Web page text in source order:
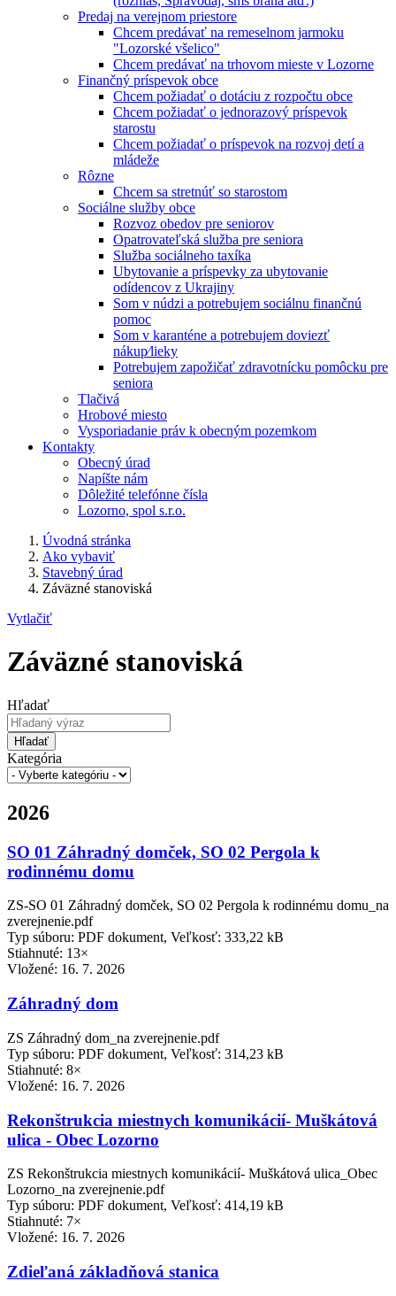
Predaj na verejnom priestore
Chcem predávať na remeselnom jarmoku
"Lozorské všelico"
Chcem predávať na trhovom mieste v Lozorne
Finančný príspevok obce
Chcem požiadať o dotáciu z rozpočtu obce
Chcem požiadať o jednorazový príspevok
starostu
Chcem požiadať o príspevok na rozvoj detí a
mládeže
Rôzne
Chcem sa stretnúť so starostom
Sociálne služby obce
Rozvoz obedov pre seniorov
Opatrovateľská služba pre seniora
Služba sociálneho taxíka
Ubytovanie a príspevky za ubytovanie
odídencov z Ukrajiny
Som v núdzi a potrebujem sociálnu finančnú
pomoc
Som v karanténe a potrebujem doviezť
nákup⁄lieky
Potrebujem zapožičať zdravotnícku pomôcku pre
seniora
Tlačivá
Hrobové miesto
Vysporiadanie práv k obecným pozemkom
Kontakty
Obecný úrad
Napíšte nám
Dôležité telefónne čísla
Lozorno, spol s.r.o.
Úvodná stránka
Ako vybaviť
Stavebný úrad
Záväzné stanoviská
Vytlačiť
Záväzné stanoviská
Hľadať
Hľadať
Kategória
2026
SO 01 Záhradný domček, SO 02 Pergola k
rodinnému domu
ZS-SO 01 Záhradný domček, SO 02 Pergola k rodinnému domu_na
zverejnenie.pdf
Typ súboru: PDF dokument, Veľkosť: 333,22 kB
Stiahnuté: 13×
Vložené: 16. 7. 2026
Záhradný dom
ZS Záhradný dom_na zverejnenie.pdf
Typ súboru: PDF dokument, Veľkosť: 314,23 kB
Stiahnuté: 8×
Vložené: 16. 7. 2026
Rekonštrukcia miestnych komunikácií- Muškátová
ulica - Obec Lozorno
ZS Rekonštrukcia miestnych komunikácií- Muškátová ulica_Obec
Lozorno_na zverejnenie.pdf
Typ súboru: PDF dokument, Veľkosť: 414,19 kB
Stiahnuté: 7×
Vložené: 16. 7. 2026
Zdieľaná základňová stanica